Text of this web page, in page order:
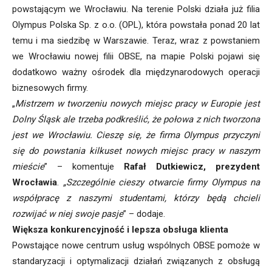
powstającym we Wrocławiu. Na terenie Polski działa już filia
Olympus Polska Sp. z o.o. (OPL), która powstała ponad 20 lat
temu i ma siedzibę w Warszawie. Teraz, wraz z powstaniem
we Wrocławiu nowej filii OBSE, na mapie Polski pojawi się
dodatkowo ważny ośrodek dla międzynarodowych operacji
biznesowych firmy.
„Mistrzem w tworzeniu nowych miejsc pracy w Europie jest
Dolny Śląsk ale trzeba podkreślić, że połowa z nich tworzona
jest we Wrocławiu. Cieszę się, że firma Olympus przyczyni
się do powstania kilkuset nowych miejsc pracy w naszym
mieście” – komentuje Rafał Dutkiewicz, prezydent
Wrocławia. „Szczególnie cieszy otwarcie firmy Olympus na
współpracę z naszymi studentami, którzy będą chcieli
rozwijać w niej swoje pasje” – dodaje.
Większa konkurencyjność i lepsza obsługa klienta
Powstające nowe centrum usług wspólnych OBSE pomoże w
standaryzacji i optymalizacji działań związanych z obsługą